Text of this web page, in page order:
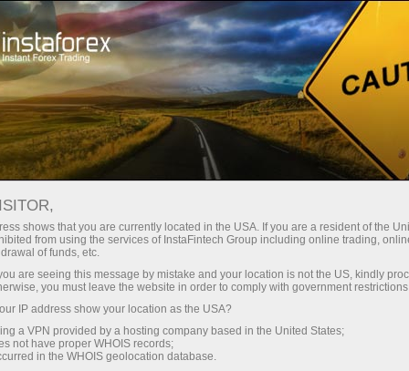
Untuk Pedagang Baru Akaun Demo
Buka akaun demo
Ianya semudah ABC untuk berdagang Forex
tanpa sebarang risiko.InstaForex
mencadangkan supaya anda membuka akaun
demo yang didepositkan dengan wang maya
dan belajar berdagang pada platform dagangan
pelbagai fungsi MetaTrader. Ia akan mengambil
shows that you are currently located in the USA. If you are a resident of the
from using the services of InstaFintech Group including online trading,
of funds, etc.
are seeing this message by mistake and your location is not the US, kindly
you must leave the website in order to comply with government
IP address show your location as the USA?
a VPN provided by a hosting company based in the United States;
not have proper WHOIS records;
in the WHOIS geolocation database.